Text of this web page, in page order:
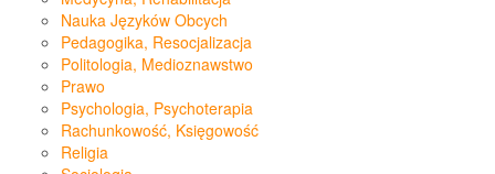
Nauka Języków Obcych
Pedagogika, Resocjalizacja
Politologia, Medioznawstwo
Prawo
Psychologia, Psychoterapia
Rachunkowość, Księgowość
Religia